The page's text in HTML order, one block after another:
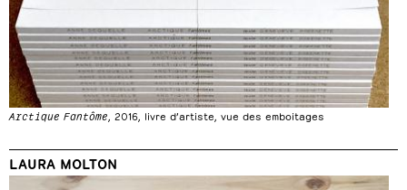
Arctique Fantôme, 2016, livre d’artiste, vue des emboitages
LAURA MOLTON